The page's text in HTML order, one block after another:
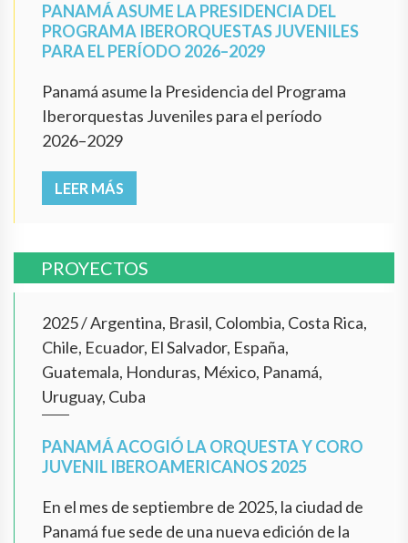
PANAMÁ ASUME LA PRESIDENCIA DEL
PROGRAMA IBERORQUESTAS JUVENILES
PARA EL PERÍODO 2026–2029
Panamá asume la Presidencia del Programa
Iberorquestas Juveniles para el período
2026–2029
LEER MÁS
PROYECTOS
2025/Argentina, Brasil, Colombia, Costa Rica,
Chile, Ecuador, El Salvador, España,
Guatemala, Honduras, México, Panamá,
Uruguay, Cuba
PANAMÁ ACOGIÓ LA ORQUESTA Y CORO
JUVENIL IBEROAMERICANOS 2025
En el mes de septiembre de 2025, la ciudad de
Panamá fue sede de una nueva edición de la